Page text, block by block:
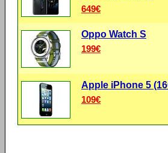
649€
Oppo Watch S
199€
Apple iPhone 5
109€